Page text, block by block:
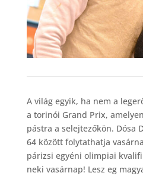
A világ egyik, ha nem a
a torinói Grand Prix,
pástra a selejtezőkön. Dósa
64 között folytathatja
párizsi egyéni olimpiai
neki vasárnap! Lesz eg